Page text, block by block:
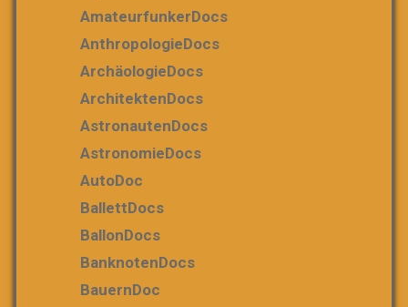
AmateurfunkerDocs
AnthropologieDocs
ArchäologieDocs
ArchitektenDocs
AstronautenDocs
AstronomieDocs
AutoDoc
BallettDocs
BallonDocs
BanknotenDocs
BauernDoc